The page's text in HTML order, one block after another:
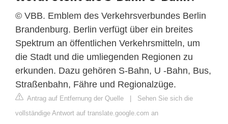
© VBB. Emblem des Verkehrsverbundes Berlin
Brandenburg. Berlin verfügt über ein breites
Spektrum an öffentlichen Verkehrsmitteln, um
die Stadt und die umliegenden Regionen zu
erkunden. Dazu gehören S-Bahn, U -Bahn, Bus,
Straßenbahn, Fähre und Regionalzüge.
Antrag auf Entfernung der Quelle
Sehen Sie sich die
vollständige Antwort auf translate.google.com an